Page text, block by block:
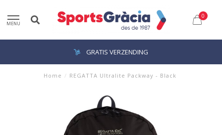
MENU
0
GRATIS VERZENDING
Home / REGATTA Ultralite Packway - Black